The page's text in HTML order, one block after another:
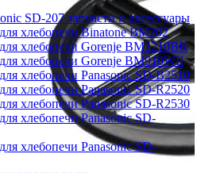
SD-207 запчасти и аксессуары
хлебопечи Binatone BM202
хлебопечи Gorenje BM1210BK
хлебопечи Gorenje BM910WII
хлебопечи Panasonic SD-B2510
хлебопечи Panasonic SD-R2520
хлебопечи Panasonic SD-R2530
хлебопечи Panasonic SD-
хлебопечи Panasonic SD-